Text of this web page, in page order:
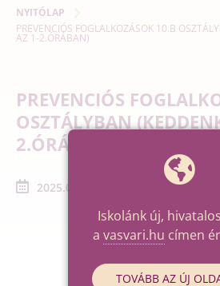
NYITÓLAP
PREVENCIÓS FOGLALKOZÁSOK 10.B
AZ 1-2.ÓRÁBAN)
PREVENCIÓS
OSZTÁLYBAN
2.ÓRÁBAN)
2025.04.22. - 2025.05.13.
Iskolánk új,
a vasvari.hu címen
TOVÁBB AZ ÚJ